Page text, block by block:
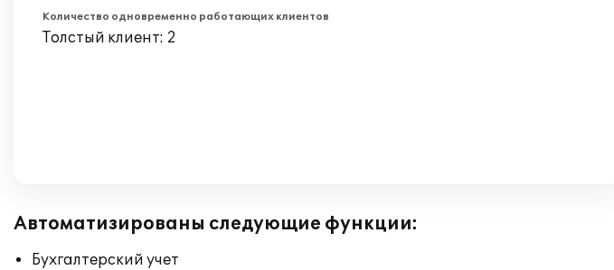
Количество одновременно работающих клиентов
Толстый клиент: 2
Автоматизированы следующие функции:
Бухгалтерский учет